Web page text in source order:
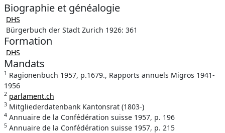
Biographie et généalogie
DHS
Bürgerbuch der Stadt Zurich 1926: 361
Formation
DHS
Mandats
1 Ragionenbuch 1957, p.1679., Rapports annuels Migros 1941-
1956
2 parlament.ch
3 Mitgliederdatenbank Kantonsrat (1803-)
4 Annuaire de la Confédération suisse 1957, p. 196
5 Annuaire de la Confédération suisse 1957, p. 215